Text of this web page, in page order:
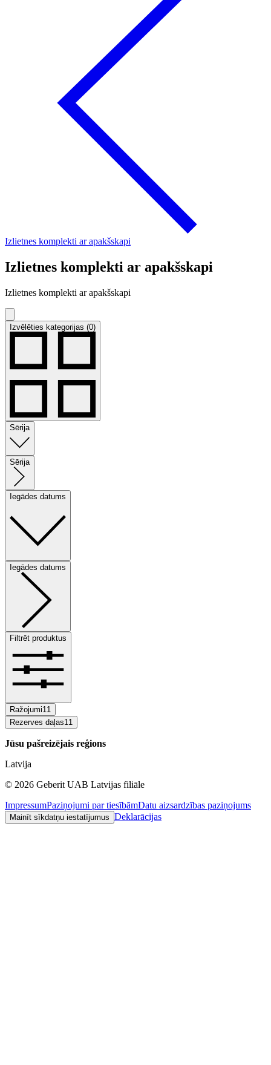
Izlietnes komplekti ar apakšskapi
Izlietnes komplekti ar apakšskapi
Izlietnes komplekti ar apakšskapi
Izvēlēties kategorijas (0)
Sērija
Sērija
Iegādes datums
Iegādes datums
Filtrēt produktus
Ražojumi11
Rezerves daļas11
Jūsu pašreizējais reģions
Latvija
© 2026 Geberit UAB Latvijas filiāle
ImpressumPaziņojumi par tiesībāmDatu aizsardzības paziņojums
Mainīt sīkdatņu iestatījumus Deklarācijas